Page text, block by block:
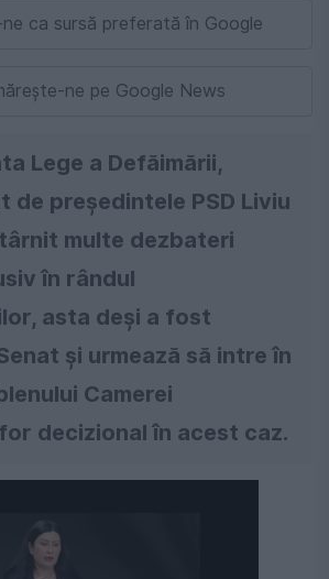
ca sursă preferată în Google
ne pe Google News
Lege a Defăimării,
de preşedintele PSD Liviu
multe dezbateri
în rândul
asta deşi a fost
şi urmează să intre în
Camerei
decizional în acest caz.